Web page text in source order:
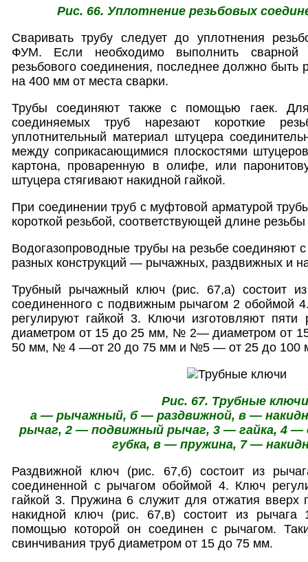
Рис. 66. Уплотнение резьбовых
Сваривать трубу следует до уплотнения
ФУМ. Если необходимо выполнить сварной
резьбового соединения, последнее должно быть
на 400 мм от места сварки.
Трубы соединяют также с помощью гаек.
соединяемых труб нарезают короткие
уплотнительный материал штуцера
между соприкасающимися плоскостями
картона, проваренную в олифе, или
штуцера стягивают накидной гайкой.
При соединении труб с муфтовой арматурой
короткой резьбой, соответствующей длине
Водогазопроводные трубы на резьбе соединяют
разных конструкций — рычажных, раздвижных и
Трубный рычажный ключ (рис. 67,а) состоит
соединенного с подвижным рычагом 2 обоймой
регулируют гайкой 3. Ключи изготовляют
диаметром от 15 до 25 мм, № 2— диаметром от
50 мм, № 4 —от 20 до 75 мм и №5 — от 25 до 100
Рис. 67. Трубные
а — рычажный, б — раздвижной, в —
рычаг, 2 — подвижный рычаг, 3 — гайка, 4 —
губка, в — пружина, 7 —
Раздвижной ключ (рис. 67,б) состоит из
соединенной с рычагом обоймой 4. Ключ
гайкой 3. Пружина 6 служит для отжатия вверх
накидной ключ (рис. 67,в) состоит из
помощью которой он соединен с рычагом.
свинчивания труб диаметром от 15 до 75 мм.